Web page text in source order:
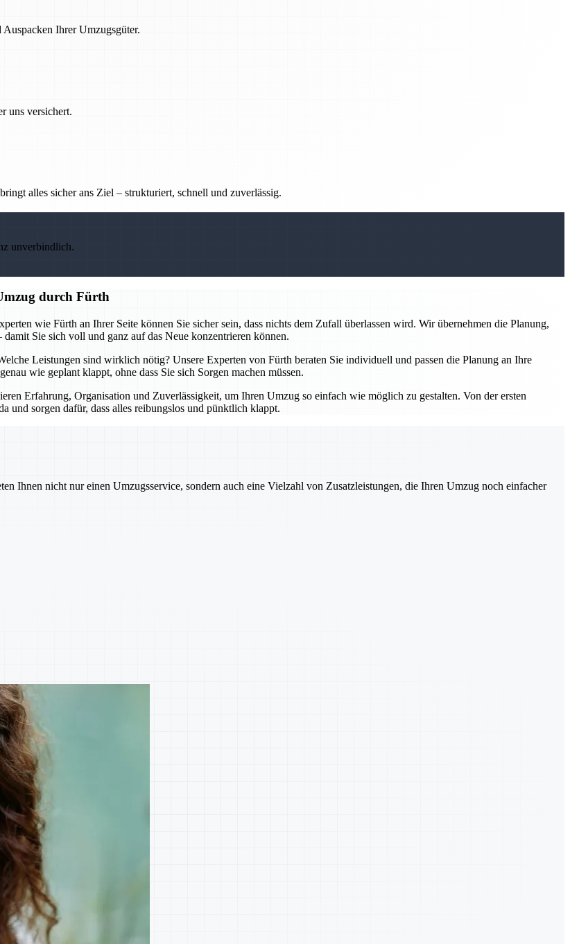
Ihrer Umzugsgüter.
uns versichert.
alles sicher ans Ziel – strukturiert, schnell und zuverlässig.
unverbindlich.
durch Fürth
wie Fürth an Ihrer Seite können Sie sicher sein, dass nichts dem Zufall überlassen wird. Wir übernehmen die Planung,
Sie sich voll und ganz auf das Neue konzentrieren können.
Leistungen sind wirklich nötig? Unsere Experten von Fürth beraten Sie individuell und passen die Planung an Ihre
wie geplant klappt, ohne dass Sie sich Sorgen machen müssen.
Erfahrung, Organisation und Zuverlässigkeit, um Ihren Umzug so einfach wie möglich zu gestalten. Von der ersten
und sorgen dafür, dass alles reibungslos und pünktlich klappt.
Ihnen nicht nur einen Umzugsservice, sondern auch eine Vielzahl von Zusatzleistungen, die Ihren Umzug noch einfacher